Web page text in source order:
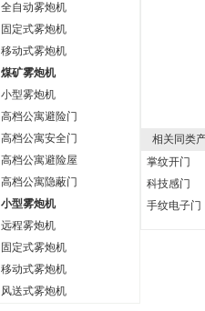
全自动雾炮机
固定式雾炮机
移动式雾炮机
煤矿雾炮机
小型雾炮机
高档公寓避险门
高档公寓安全门
高档公寓避险屋
高档公寓隐蔽门
小型雾炮机
远程雾炮机
固定式雾炮机
移动式雾炮机
风送式雾炮机
相关同类产
掌纹开门
科技感门
手纹电子门